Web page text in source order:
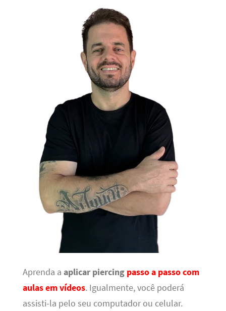
Aprenda a aplicar piercing passo a passo com
aulas em vídeos. Igualmente, você poderá
assisti-la pelo seu computador ou celular.